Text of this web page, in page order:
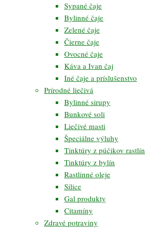
Sypané čaje
Bylinné čaje
Zelené čaje
Čierne čaje
Ovocné čaje
Káva a Ivan čaj
Iné čaje a príslušenstvo
Prírodné liečivá
Bylinné sirupy
Bunkové soli
Liečivé masti
Špeciálne výluhy
Tinktúry z púčikov rastlín
Tinktúry z bylín
Rastlinné oleje
Silice
Gal produkty
Citamíny
Zdravé potraviny